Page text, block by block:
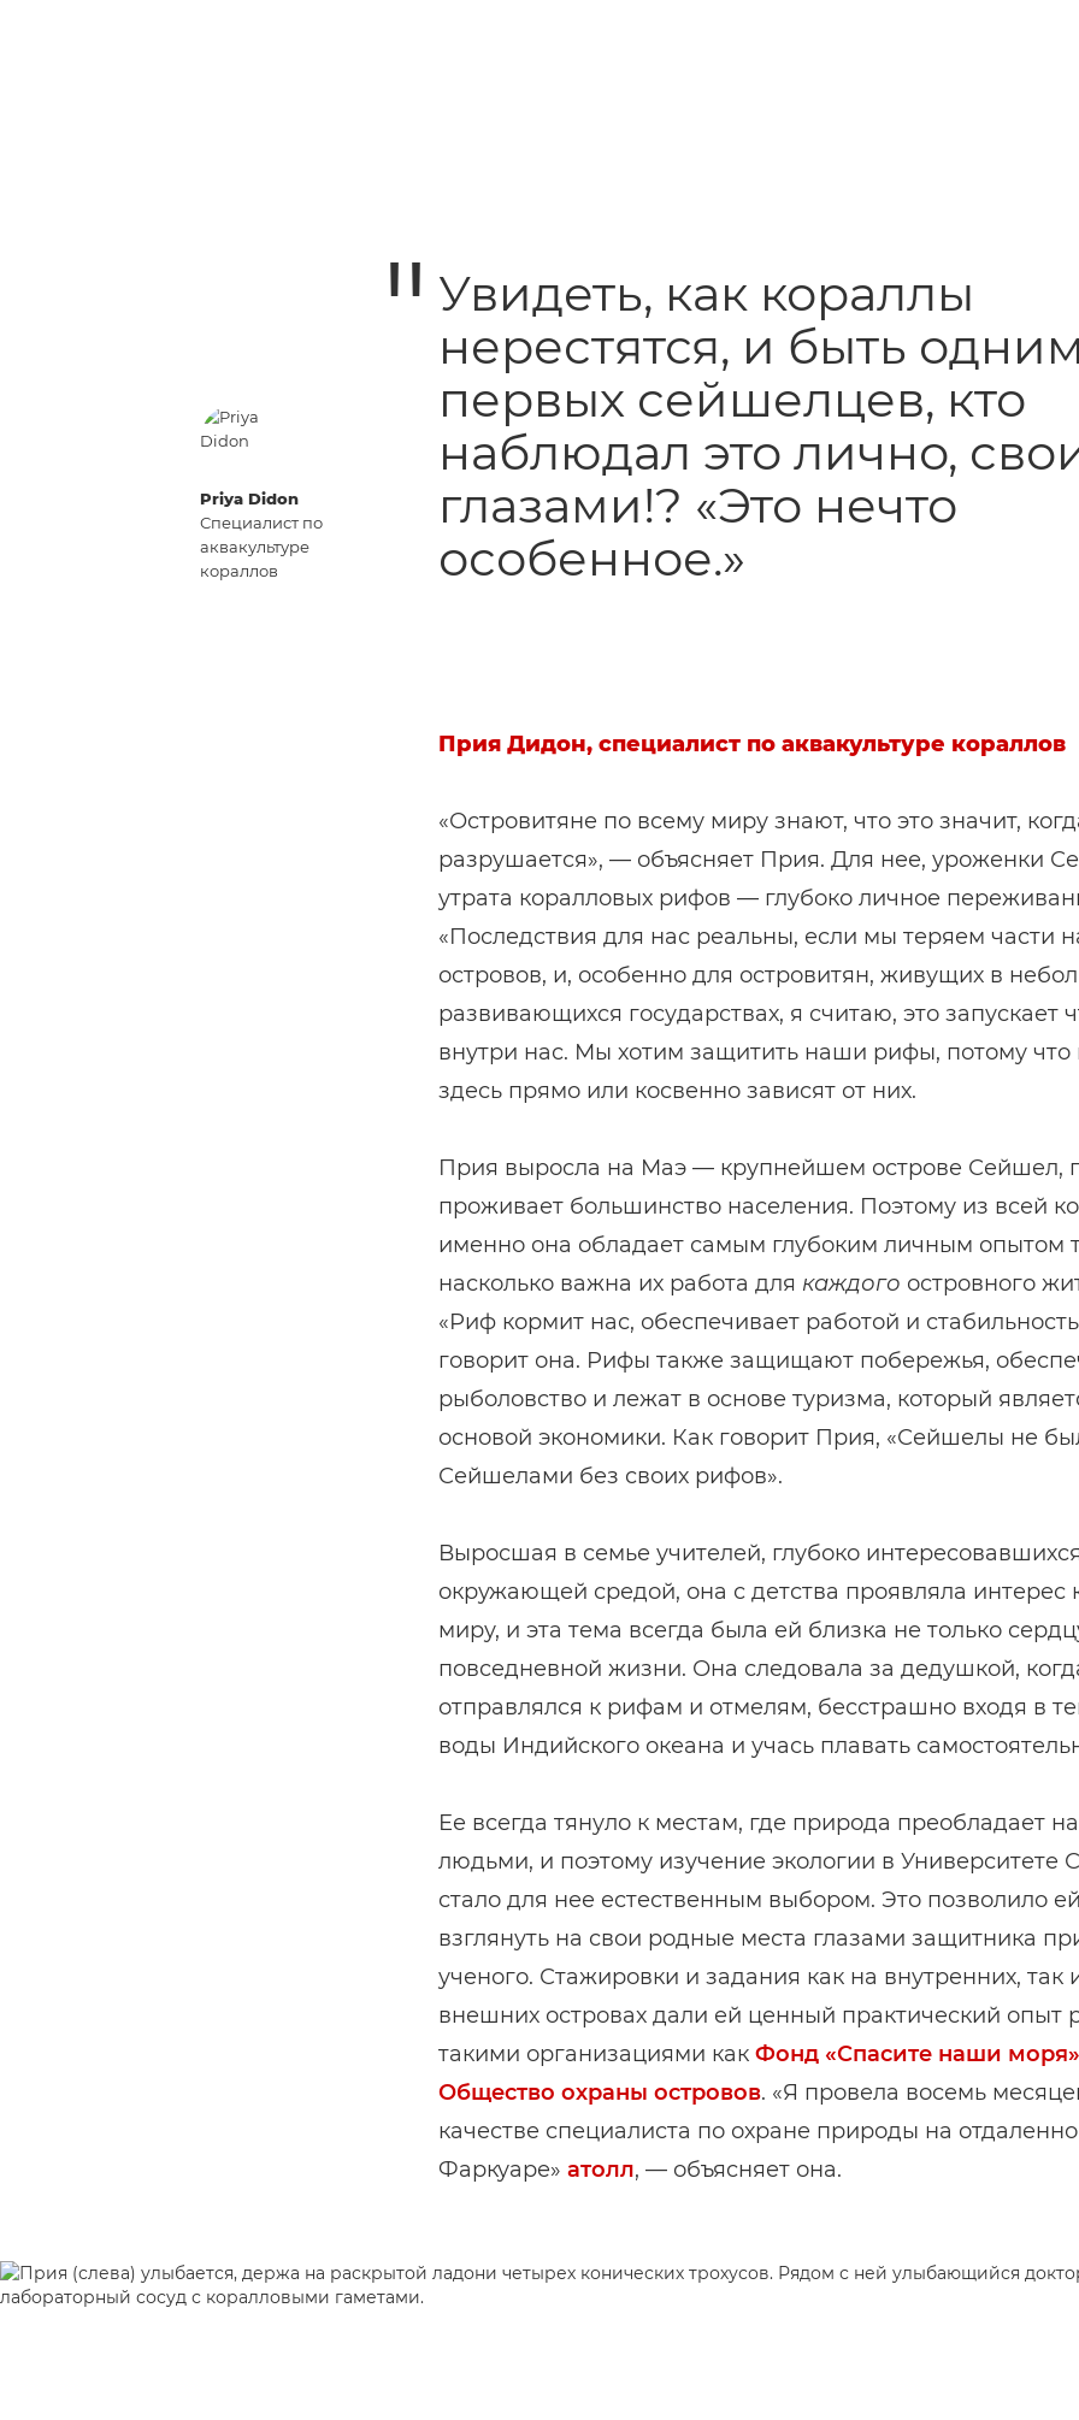
Priya Didon
Специалист по
аквакультуре
кораллов
Увидеть, как кораллы
нерестятся, и быть
первых сейшелцев, кто
наблюдал это лично,
глазами!? «Это нечто
особенное.»
Прия Дидон, специалист по аквакультуре кораллов
«Островитяне по всему миру знают, что это значит,
разрушается», — объясняет Прия. Для нее, уроженки
утрата коралловых рифов — глубоко личное
«Последствия для нас реальны, если мы теряем части
островов, и, особенно для островитян, живущих в
развивающихся государствах, я считаю, это запускает
внутри нас. Мы хотим защитить наши рифы, потому что
здесь прямо или косвенно зависят от них.
Прия выросла на Маэ — крупнейшем острове Сейшел,
проживает большинство населения. Поэтому из всей
именно она обладает самым глубоким личным опытом
насколько важна их работа для каждого островного
«Риф кормит нас, обеспечивает работой и
говорит она. Рифы также защищают побережья,
рыболовство и лежат в основе туризма, который
основой экономики. Как говорит Прия, «Сейшелы не
Сейшелами без своих рифов».
Выросшая в семье учителей, глубоко
окружающей средой, она с детства проявляла интерес
миру, и эта тема всегда была ей близка не только
повседневной жизни. Она следовала за дедушкой,
отправлялся к рифам и отмелям, бесстрашно входя в
воды Индийского океана и учась плавать
Ее всегда тянуло к местам, где природа преобладает
людьми, и поэтому изучение экологии в Университете
стало для нее естественным выбором. Это позволило
взглянуть на свои родные места глазами защитника
ученого. Стажировки и задания как на внутренних, так
внешних островах дали ей ценный практический опыт
такими организациями как Фонд «Спасите наши моря»
Общество охраны островов. «Я провела восемь
качестве специалиста по охране природы на
Фаркуаре» атолл, — объясняет она.